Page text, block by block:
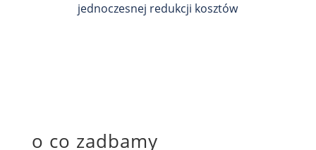
jednoczesnej redukcji kosztów
o co zadbamy